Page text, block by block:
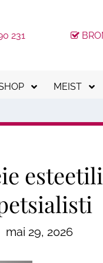
231
MODENA
Placet
MEIST
Tagasiside
mai 29, 2026